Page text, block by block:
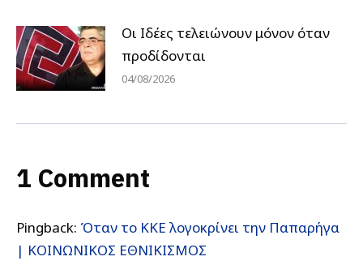
Οι Ιδέες τελειώνουν μόνον όταν
προδίδονται
04/08/2026
1 Comment
Pingback: Όταν το ΚΚΕ λογοκρίνει την Παπαρήγα
| ΚΟΙΝΩΝΙΚΟΣ ΕΘΝΙΚΙΣΜΟΣ